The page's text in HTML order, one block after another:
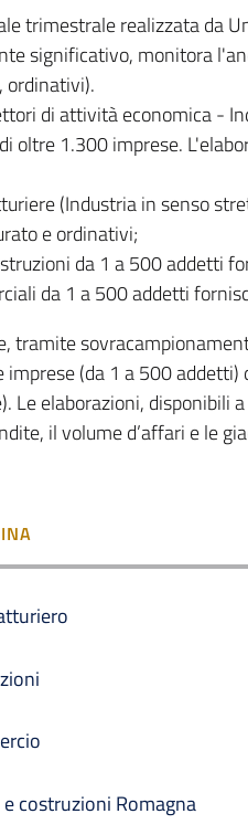
trimestrale realizzata da
significativo, monitora
ordinativi).
di attività economica -
oltre 1.300 imprese.
(Industria in senso
e ordinativi;
da 1 a 500 addetti
da 1 a 500 addetti
tramite
(da 1 a 500
Le elaborazioni,
il volume d’affari e le
costruzioni Romagna